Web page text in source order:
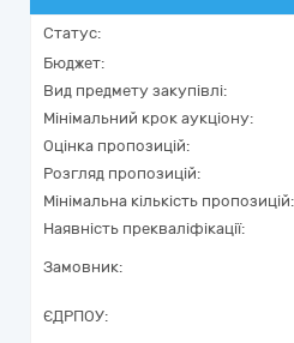
Статус:
Бюджет:
Вид предмету закупівлі:
Мінімальний крок аукціону:
Оцінка пропозицій:
Розгляд пропозицій:
Мінімальна кількість пропозицій:
Наявність прекваліфікації:
Замовник:
ЄДРПОУ: